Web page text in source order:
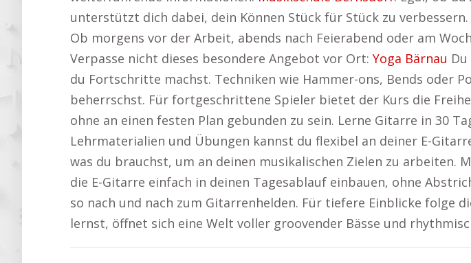
unterstützt dich dabei, dein Können Stück für Stück zu
Ob morgens vor der Arbeit, abends nach Feierabend oder am
Verpasse nicht dieses besondere Angebot vor Ort: Yoga Bärnau
du Fortschritte machst. Techniken wie Hammer-ons, Bends oder
beherrschst. Für fortgeschrittene Spieler bietet der Kurs die
ohne an einen festen Plan gebunden zu sein. Lerne Gitarre in 30
Lehrmaterialien und Übungen kannst du flexibel an deiner E-
was du brauchst, um an deinen musikalischen Zielen zu
die E-Gitarre einfach in deinen Tagesablauf einbauen, ohne
so nach und nach zum Gitarrenhelden. Für tiefere Einblicke folge
lernst, öffnet sich eine Welt voller groovender Bässe und